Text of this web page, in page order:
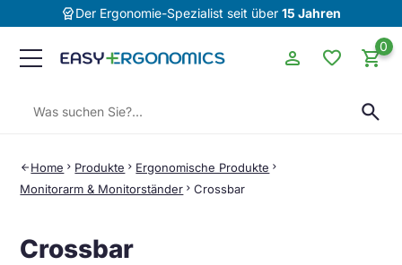
editor_choiceDer Ergonomie-Spezialist seit über 15 Jahren
search
person favorite 0
shopping_cart
arrow_back Home chevron_right Produkte chevron_right Ergonomische Produkte chevron_right
Monitorarm & Monitorständer chevron_rightCrossbar
Crossbar